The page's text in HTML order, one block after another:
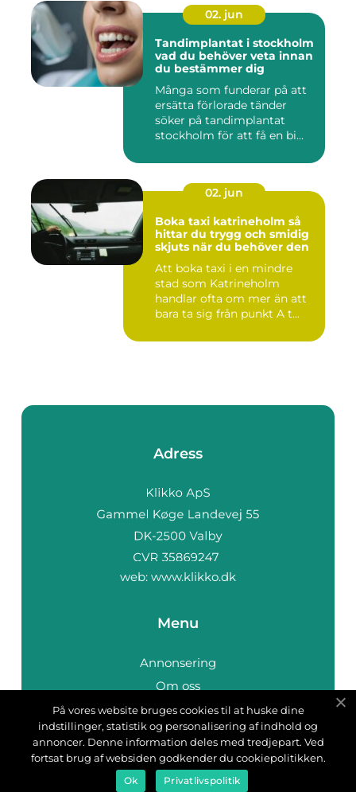
02. jun
Tandimplantat i stockholm
vad du behöver veta innan
du bestämmer dig
Många som funderar på att
ersätta förlorade tänder
söker på tandimplantat
stockholm för att få en bi...
02. jun
Boka taxi katrineholm så
hittar du trygg och smidig
skjuts när du behöver den
Att boka taxi i en mindre
stad som Katrineholm
handlar ofta om mer än att
bara ta sig från punkt A t...
Adress
web: www.klikko.dk
Menu
Annonsering
Om oss
Cookies
Kontakta oss
Sitemap
På vores website bruges cookies til at huske dine
indstillinger, statistik og personalisering af indhold og
annoncer. Denne information deles med tredjepart. Ved
fortsat brug af websiden godkender du cookiepolitikken.
Ok Privatlivspolitik